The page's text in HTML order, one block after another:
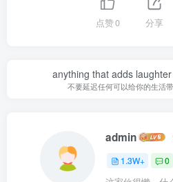
点赞0 分享
anything that adds
不要延迟任何可以给你的生活
admin
1.3W+ 0